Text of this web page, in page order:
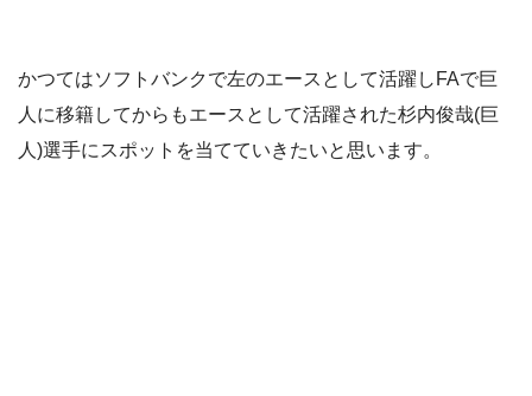
かつてはソフトバンクで左のエースとして活躍しFAで巨
人に移籍してからもエースとして活躍された杉内俊哉(巨
人)選手にスポットを当てていきたいと思います。